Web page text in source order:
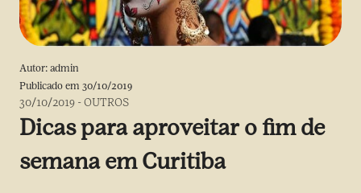
Autor: admin
Publicado em 30/10/2019
30/10/2019 -OUTROS
Dicas para aproveitar o fim de
semana em Curitiba